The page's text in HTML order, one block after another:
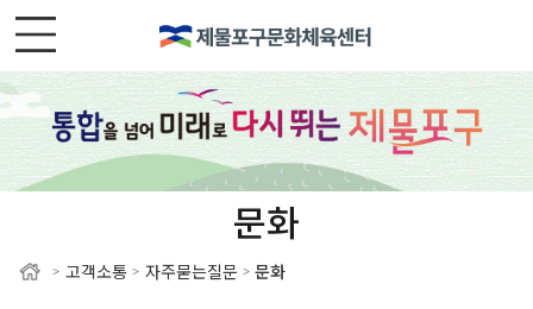
문화
> 고객소통 > 자주묻는질문 > 문화